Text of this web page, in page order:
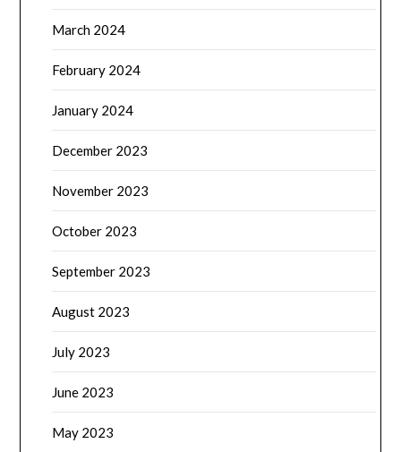
March 2024
February 2024
January 2024
December 2023
November 2023
October 2023
September 2023
August 2023
July 2023
June 2023
May 2023